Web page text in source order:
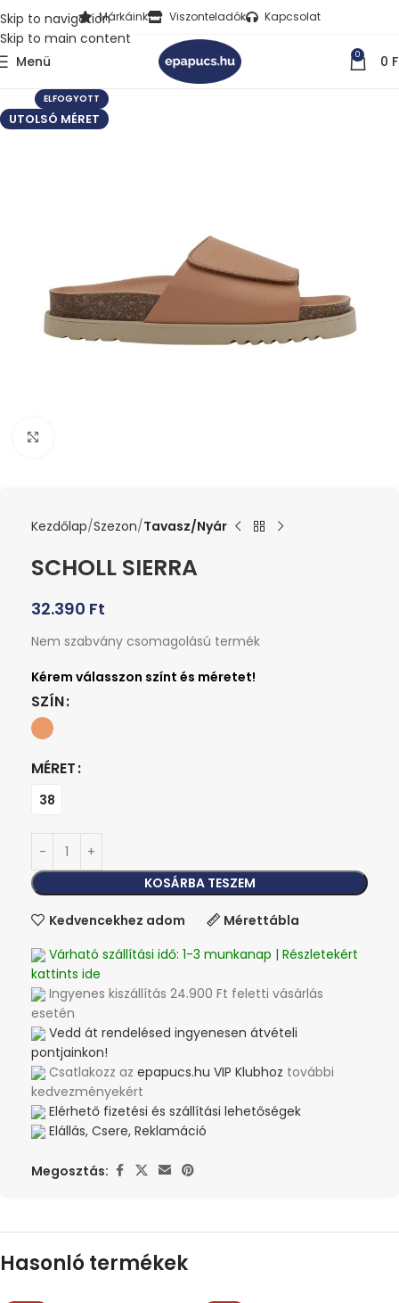
Skip to navigation
Skip to main content
Márkáink Viszonteladók Kapcsolat
Menü 0 0
ELFOGYOTT
UTOLSÓ MÉRET
Kezdőlap Szezon Tavasz/Nyár
SCHOLL SIERRA
32.390 Ft
Nem szabvány csomagolású termék
SZÍN
MÉRET
38
KOSÁRBA TESZEM
Kedvencekhez adom
Mérettábla
Várható szállítási idő: 1-3 munkanap | Részletekért
kattints ide
Ingyenes kiszállítás 24.900 Ft feletti vásárlás
esetén
Vedd át rendelésed ingyenesen átvételi
pontjainkon!
Csatlakozz az epapucs.hu VIP Klubhoz további
kedvezményekért
Elérhető fizetési és szállítási lehetőségek
Elállás, Csere, Reklamáció
Megosztás:
Hasonló termékek